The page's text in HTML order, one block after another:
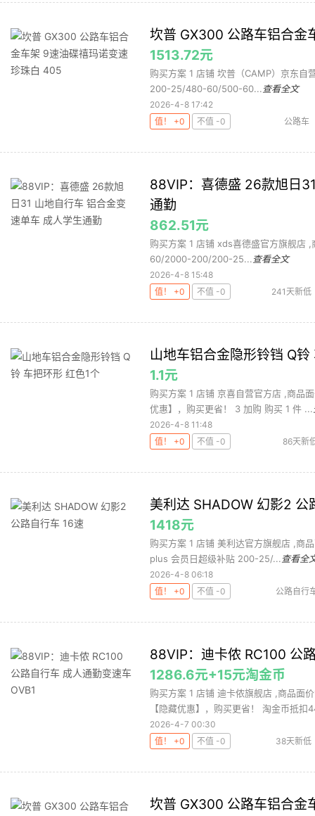
坎普 GX300 公路车铝合金
1513.72元
购买方案 1 店铺 坎普（CAMP）京东
200-25/480-60/500-60... 查看全文
2026-4-8 17:42
值！ +0
不值 -0 公路车
88VIP：喜德盛 26款旭日
通勤
862.51元
购买方案 1 店铺 xds喜德盛官方旗舰
60/2000-200/200-25... 查看全文
2026-4-8 15:48
值！ +0
不值 -0 241天新低
山地车铝合金隐形铃铛 Q
1.1元
购买方案 1 店铺 京喜自营官方店 ,商品
优惠】，购买更省！ 3 加购 购买 1 件 ...
2026-4-8 11:48
值！ +0
不值 -0 86天新
美利达 SHADOW 幻影2 公
1418元
购买方案 1 店铺 美利达官方旗舰店 ,商
plus 会员日超级补贴 200-25/... 查看全
2026-4-8 06:18
值！ +0
不值 -0
公路自行
88VIP：迪卡侬 RC100 公
1286.6元+15元淘金币
购买方案 1 店铺 迪卡侬旗舰店 ,商品面
【隐藏优惠】，购买更省！ 淘金币抵扣
2026-4-7 00:30
值！ +0
不值 -0 38天新低
坎普 GX300 公路车铝合金